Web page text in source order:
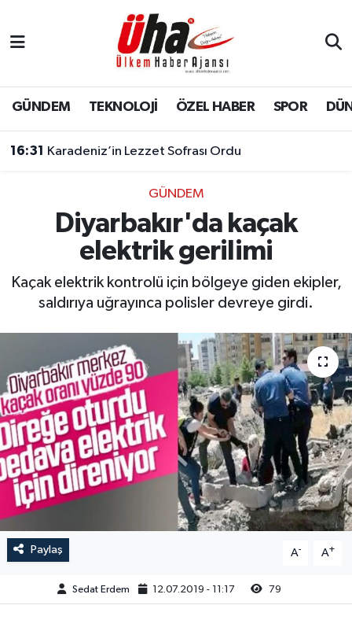
GÜNDEM TEKNOLOJİ ÖZEL HABER SPOR
16:31 Karadeniz’in Lezzet Sofrası Ordu
GÜNDEM
Diyarbakır'da kaçak
elektrik gerilimi
Kaçak elektrik kontrolü için bölgeye giden ekipler,
saldırıya uğrayınca polisler devreye girdi.
Paylaş A- A+
Sedat Erdem 12.07.2019 - 11:17 79
İstanbul Nöbetçi Eczaneler
İstanbul Hava Durumu
Süper Lig Puan Durumu ve Fikstür
Tüm Manşetler
Son Dakika Haberleri